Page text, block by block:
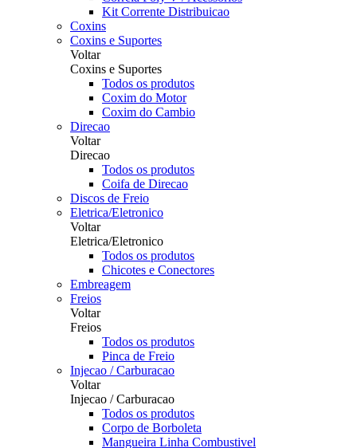
Kit Corrente Distribuicao
Coxins
Coxins e Suportes
Voltar
Coxins e Suportes
Todos os produtos
Coxim do Motor
Coxim do Cambio
Direcao
Voltar
Direcao
Todos os produtos
Coifa de Direcao
Discos de Freio
Eletrica/Eletronico
Voltar
Eletrica/Eletronico
Todos os produtos
Chicotes e Conectores
Embreagem
Freios
Voltar
Freios
Todos os produtos
Pinca de Freio
Injecao / Carburacao
Voltar
Injecao / Carburacao
Todos os produtos
Corpo de Borboleta
Mangueira Linha Combustivel